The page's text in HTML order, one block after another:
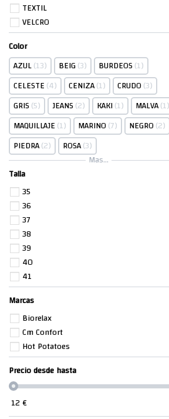
TEXTIL
VELCRO
Color
AZUL 13 BEIG 3 BURDEOS 1
CELESTE 4 CENIZA 1 CRUDO 3
GRIS 5 JEANS 2 KAKI 1 MALVA 1
MAQUILLAJE 1 MARINO 7 NEGRO 2
PIEDRA 2 ROSA 3
Mas...
Talla
35
36
37
38
39
40
41
Marcas
Biorelax
Cm Confort
Hot Potatoes
Precio desde hasta
12€